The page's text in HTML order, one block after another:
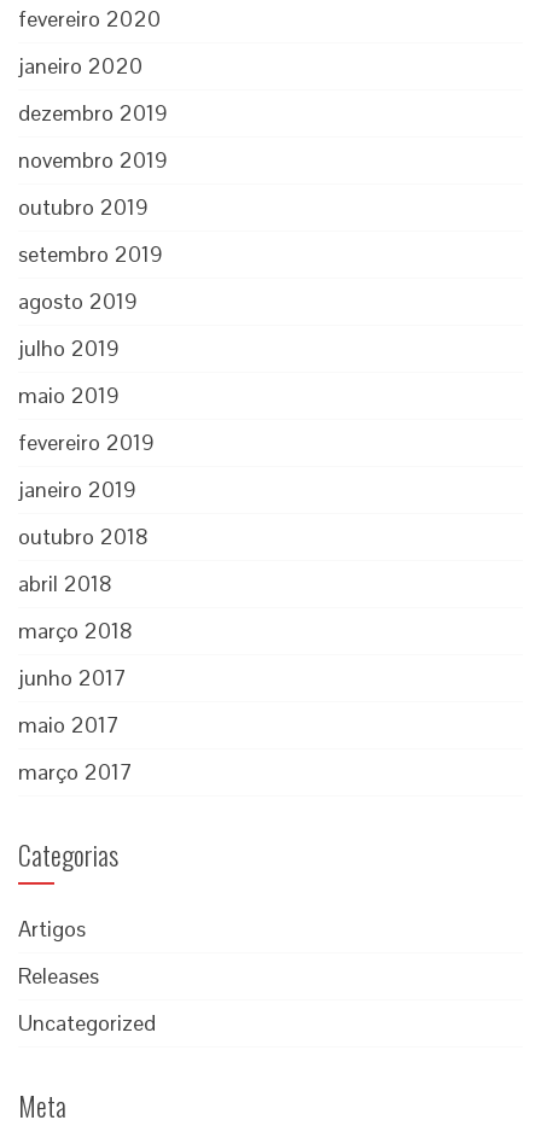
fevereiro 2020
janeiro 2020
dezembro 2019
novembro 2019
outubro 2019
setembro 2019
agosto 2019
julho 2019
maio 2019
fevereiro 2019
janeiro 2019
outubro 2018
abril 2018
março 2018
junho 2017
maio 2017
março 2017
Categorias
Artigos
Releases
Uncategorized
Meta